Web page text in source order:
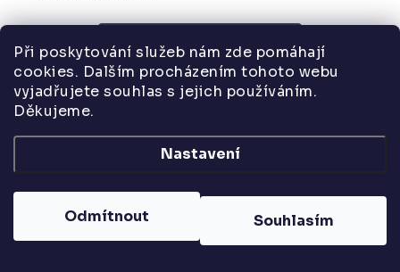
Při poskytování služeb nám zde pomáhají
cookies. Dalším procházením tohoto webu
vyjadřujete souhlas s jejich používáním.
Děkujeme.
Nastavení
Odmítnout Souhlasím
Nerezový dřez s malým okapem.Rozměr 60.5 x
Keramické umyvadlo 50 x 40 cm s otvorem